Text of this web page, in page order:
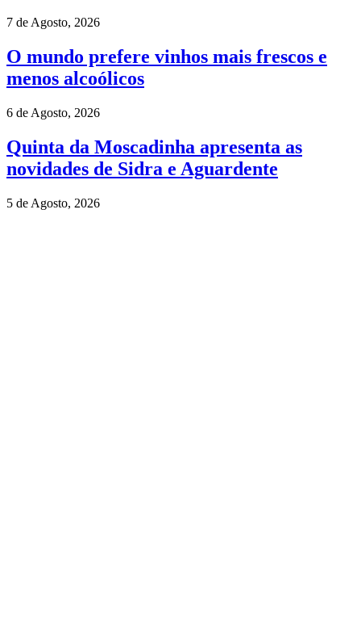
7 de Agosto, 2026
O mundo prefere vinhos mais frescos e
menos alcoólicos
6 de Agosto, 2026
Quinta da Moscadinha apresenta as
novidades de Sidra e Aguardente
5 de Agosto, 2026